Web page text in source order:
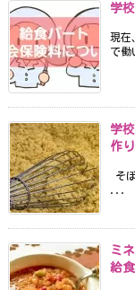
学
現在
で働
学
作
そ
ミ
給